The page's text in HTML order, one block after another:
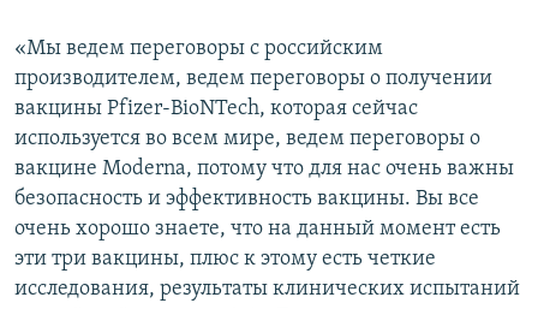
«Мы ведем переговоры с российским
производителем, ведем переговоры о получении
вакцины Pfizer-BioNTech, которая сейчас
используется во всем мире, ведем переговоры о
вакцине Moderna, потому что для нас очень важны
безопасность и эффективность вакцины. Вы все
очень хорошо знаете, что на данный момент есть
эти три вакцины, плюс к этому есть четкие
исследования, результаты клинических испытаний